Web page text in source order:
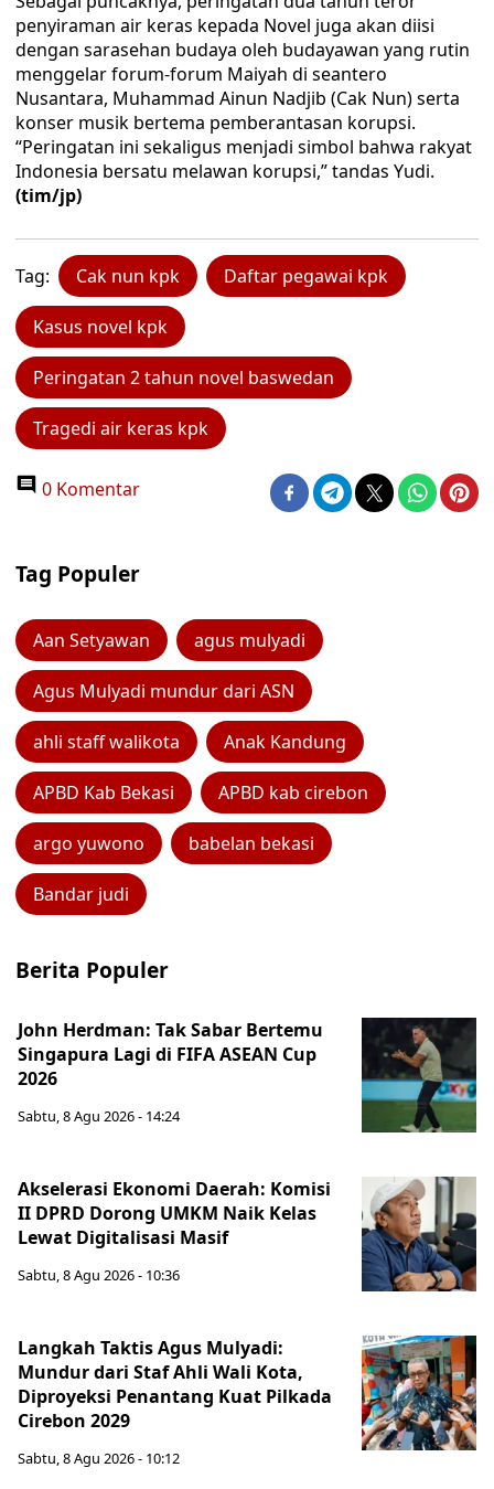
penyiraman air keras kepada Novel juga akan diisi
dengan sarasehan budaya oleh budayawan yang rutin
menggelar forum-forum Maiyah di seantero
Nusantara, Muhammad Ainun Nadjib (Cak Nun) serta
konser musik bertema pemberantasan korupsi.
“Peringatan ini sekaligus menjadi simbol bahwa rakyat
Indonesia bersatu melawan korupsi,” tandas Yudi.
(tim/jp)
Tag: Cak nun kpk Daftar pegawai kpk
Kasus novel kpk
Peringatan 2 tahun novel baswedan
Tragedi air keras kpk
0 Komentar
Tag Populer
Aan Setyawan agus mulyadi
Agus Mulyadi mundur dari ASN
ahli staff walikota Anak Kandung
APBD Kab Bekasi APBD kab cirebon
argo yuwono babelan bekasi
Bandar judi
Berita Populer
John Herdman: Tak Sabar Bertemu
Singapura Lagi di FIFA ASEAN Cup
2026
Sabtu, 8 Agu 2026 - 14:24
Akselerasi Ekonomi Daerah: Komisi
II DPRD Dorong UMKM Naik Kelas
Lewat Digitalisasi Masif
Sabtu, 8 Agu 2026 - 10:36
Langkah Taktis Agus Mulyadi:
Mundur dari Staf Ahli Wali Kota,
Diproyeksi Penantang Kuat Pilkada
Cirebon 2029
Sabtu, 8 Agu 2026 - 10:12